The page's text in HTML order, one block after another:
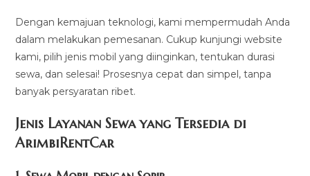
Dengan kemajuan teknologi, kami mempermudah Anda
dalam melakukan pemesanan. Cukup kunjungi website
kami, pilih jenis mobil yang diinginkan, tentukan durasi
sewa, dan selesai! Prosesnya cepat dan simpel, tanpa
banyak persyaratan ribet.
Jenis Layanan Sewa yang Tersedia di
ArimbiRentCar